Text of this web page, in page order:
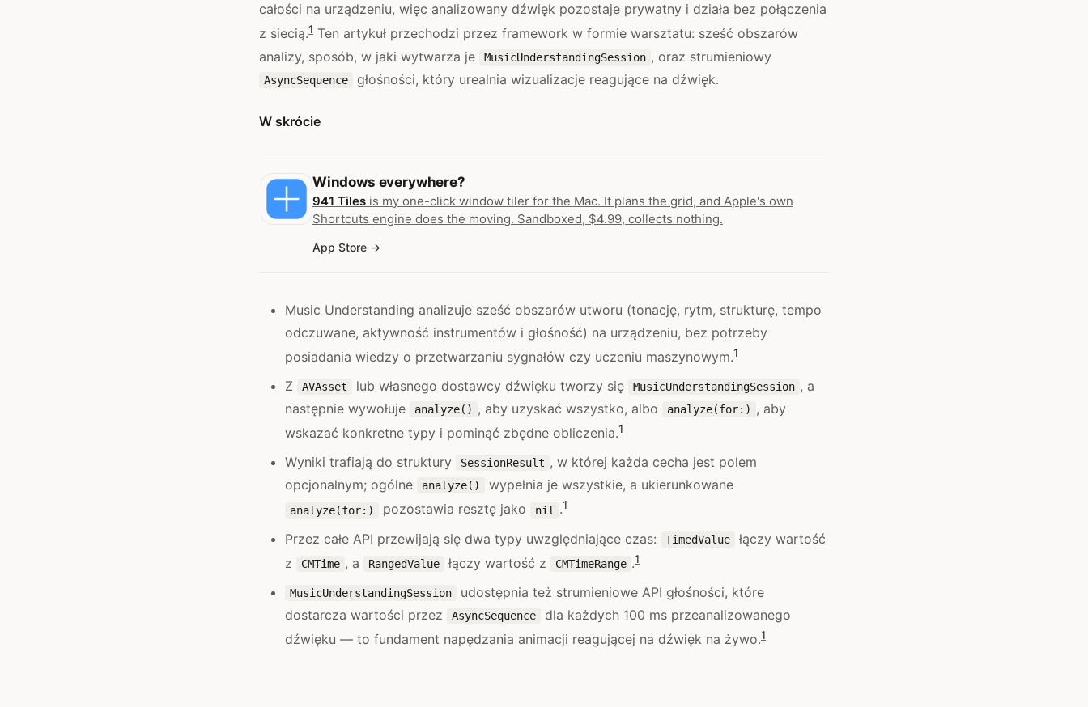
całości na urządzeniu, więc analizowany dźwięk pozostaje prywatny i działa bez połączenia
z siecią.1 Ten artykuł przechodzi przez framework w formie warsztatu: sześć obszarów
analizy, sposób, w jaki wytwarza je
MusicUnderstandingSession , oraz strumieniowy
AsyncSequence głośności, który urealnia wizualizacje reagujące na dźwięk.
W skrócie
Windows everywhere?
941 Tiles is my one-click window tiler for the Mac. It plans the grid, and Apple's own
Shortcuts engine does the moving. Sandboxed, $4.99, collects nothing.
App Store
Music Understanding analizuje sześć obszarów utworu (tonację, rytm, strukturę, tempo
odczuwane, aktywność instrumentów i głośność) na urządzeniu, bez potrzeby
posiadania wiedzy o przetwarzaniu sygnałów czy uczeniu maszynowym.1
Z AVAsset lub własnego dostawcy dźwięku tworzy się MusicUnderstandingSession , a
następnie wywołuje
analyze() , aby uzyskać wszystko, albo analyze(for:) , aby
wskazać konkretne typy i pominąć zbędne obliczenia.1
Wyniki trafiają do struktury SessionResult , w której każda cecha jest polem
opcjonalnym; ogólne
analyze() wypełnia je wszystkie, a ukierunkowane
analyze(for:) pozostawia resztę jako nil .1
Przez całe API przewijają się dwa typy uwzględniające czas: TimedValue
łączy wartość
z
CMTime , a RangedValue łączy wartość z CMTimeRange .1
MusicUnderstandingSession
udostępnia też strumieniowe API głośności, które
dostarcza wartości przez
AsyncSequence
dla każdych 100 ms przeanalizowanego
dźwięku — to fundament napędzania animacji reagującej na dźwięk na żywo.1